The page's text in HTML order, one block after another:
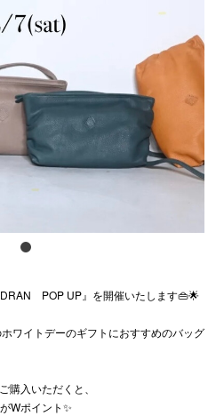
POP UP』を開催いたします👜🌟
ワイトデーのギフトにおすすめのバッグ
入いただくと、
Wポイント✨
アクセ
スタッ
電話で
企業情報